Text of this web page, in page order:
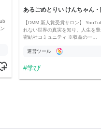
あるごめとりい けんちゃん
【DMM 新人賞受賞サロン】
れない世界の真実を知り、人生を
密結社コミュニティ ※収益の一…
運営ツール
学び